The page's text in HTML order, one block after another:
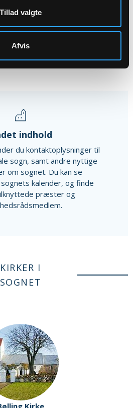
Tillad valgte
Afvis
indhold
du kontaktoplysninger til
sogn, samt andre nyttige
om sognet. Du kan se
kalender, og finde
præster og
KIRKER I
SOGNET